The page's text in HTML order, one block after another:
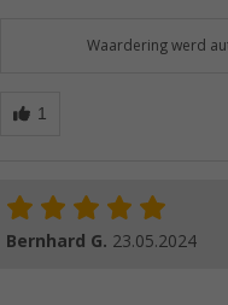
Waardering werd
Bernhard G. 23.05.2024